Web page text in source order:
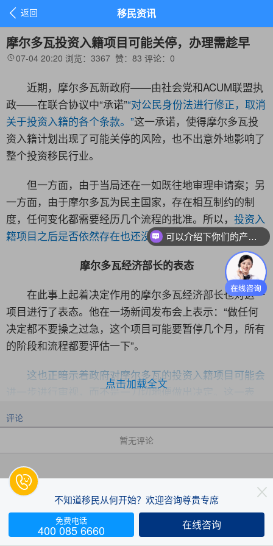
 返回 移民资讯
摩尔多瓦投资入籍项目可能关停，办理需趁早
07-04 20:20 浏览：3367 赞： 83 评论： 0
近期，摩尔多瓦新政府——由社会党和ACUM联盟执
政——在联合协议中“承诺”“对公民身份法进行修正，取消
关于投资入籍的各个条款。”这一承诺，使得摩尔多瓦投
资入籍计划出现了可能关停的风险，也不出意外地影响了
整个投资移民行业。
但一方面，由于当局还在一如既往地审理申请案；另
一方面，由于摩尔多瓦为民主国家，存在相互制约的制
度，任何变化都需要经历几个流程的批准。所以， 投资入
籍项目之后是否依然存在也还没有最终定论。
摩尔多瓦经济部长的表态
在此事上起着决定作用的摩尔多瓦经济部长也对这一
项目进行了表态。他在一场新闻发布会上表示：“做任何
决定都不要操之过急，这个项目可能要暂停几个月，所有
的阶段和流程都要评估一下”。
这也正暗示着政府对摩尔多瓦的投资入籍项目可能会
进一步进行审视，而不是一刀切地便做出决定。这一表
而摩尔多瓦经济部长的表态也是基于摩尔多瓦投资入
籍项目的现状进行考虑的。他表示：“摩尔多瓦仍有34份
申请在审，这些申请也可能给国家带来460万欧元的收
入。而任何取消合同的行为则会让摩尔多瓦付出几百万欧
元的代价，对国家声誉造成伤害。所以，应该研究清楚谁
才是项目的最终受益人
点击加载全文
评论
暂无评论
赞

收藏
不知道移民从何开始？欢迎咨询尊贵专席
免费电话
400 085 6660 在线咨询

